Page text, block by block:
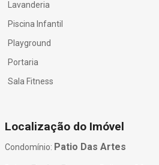
Lavanderia
Piscina Infantil
Playground
Portaria
Sala Fitness
Localização do Imóvel
Condomínio: Patio Das Artes